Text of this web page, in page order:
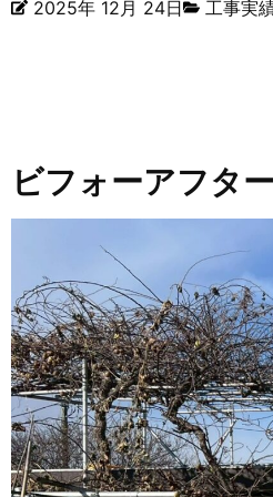
2025年 12月 24日 工事実
ビフォーアフタ